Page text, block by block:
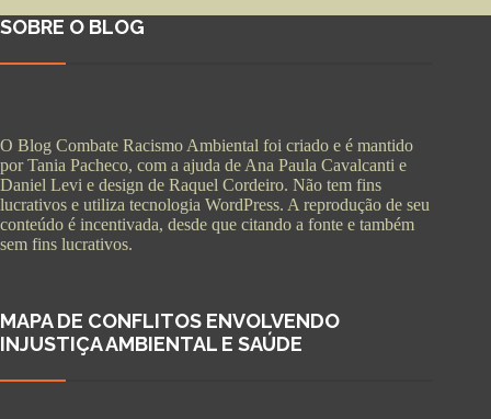
SOBRE O BLOG
O Blog Combate Racismo Ambiental foi criado e é mantido
por Tania Pacheco, com a ajuda de Ana Paula Cavalcanti e
Daniel Levi e design de Raquel Cordeiro. Não tem fins
lucrativos e utiliza tecnologia WordPress. A reprodução de seu
conteúdo é incentivada, desde que citando a fonte e também
sem fins lucrativos.
MAPA DE CONFLITOS ENVOLVENDO
INJUSTIÇA AMBIENTAL E SAÚDE